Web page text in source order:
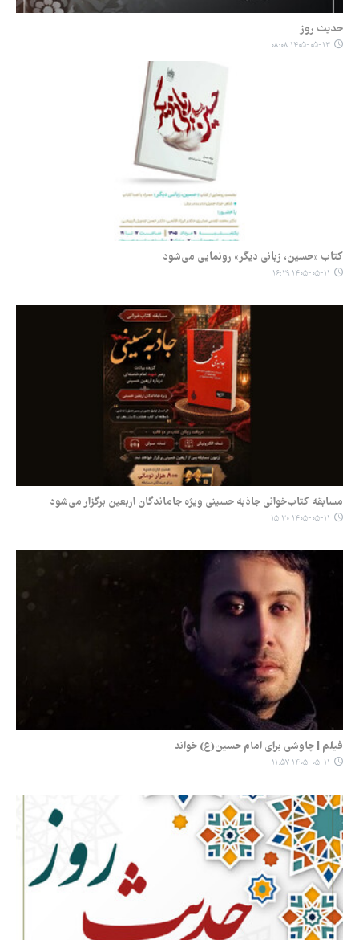
حدیث روز
۱۴۰۵-۰۵-۱۳ ۰۸:۰۸
کتاب «حسین، زبانی دیگر» رونمایی می‌شود
۱۴۰۵-۰۵-۱۱ ۱۶:۲۹
مسابقه کتاب‌خوانی جاذبه حسینی ویژه جاماندگان اربعین برگزار می‌شود
۱۴۰۵-۰۵-۱۱ ۱۵:۳۰
فیلم | چاوشی برای امام حسین(ع) خواند
۱۴۰۵-۰۵-۱۱ ۱۱:۵۷